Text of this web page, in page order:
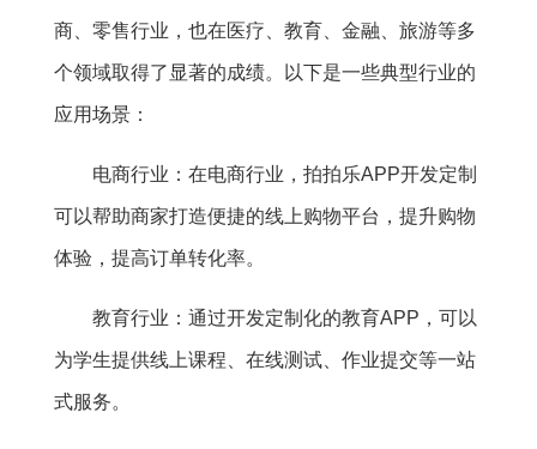
商、零售行业，也在医疗、教育、金融、旅游等多
个领域取得了显著的成绩。以下是一些典型行业的
应用场景：
电商行业：在电商行业，拍拍乐APP开发定制
可以帮助商家打造便捷的线上购物平台，提升购物
体验，提高订单转化率。
教育行业：通过开发定制化的教育APP，可以
为学生提供线上课程、在线测试、作业提交等一站
式服务。